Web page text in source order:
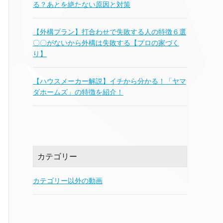
る？あとを絶たない原因と対策
【外構プラン】打合わせで失敗する人の特徴６選
〇〇がないから外構は失敗する【プロの家づく
り】
【ハウスメーカー解説】イチから分かる！「ヤマ
ダホームズ」の特徴を紹介！
カテゴリー
カテゴリー以外の動画